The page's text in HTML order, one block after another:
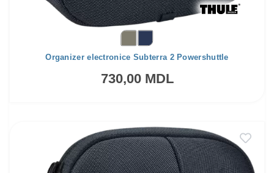
Organizer electronice Subterra 2 Powershuttle
730,00 MDL